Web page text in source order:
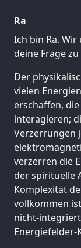
Ra
Ich bin Ra.
deine Frage
Der
vielen
erschaffen,
interagieren;
Verzerrungen
verzerren die
der spirituelle
Komplexität
vollkommen
nicht-